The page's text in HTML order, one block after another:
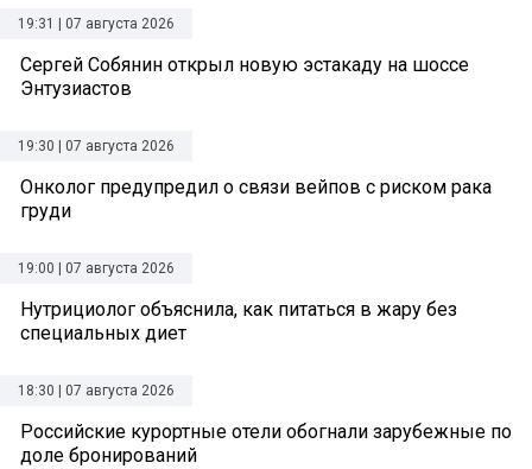
19:31 | 07 августа 2026
Сергей Собянин открыл новую эстакаду на шоссе
Энтузиастов
19:30 | 07 августа 2026
Онколог предупредил о связи вейпов с риском рака
груди
19:00 | 07 августа 2026
Нутрициолог объяснила, как питаться в жару без
специальных диет
18:30 | 07 августа 2026
Российские курортные отели обогнали зарубежные по
доле бронирований